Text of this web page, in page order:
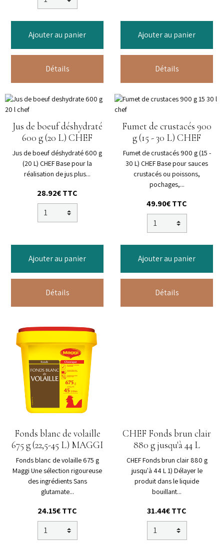
Ajouter au panier
Détails
Ajouter au panier
Détails
Jus de boeuf déshydraté
600 g (20 L) CHEF
Jus de boeuf déshydraté 600 g
(20 L) CHEF Base pour la
réalisation de jus plus...
28.92€ TTC
Ajouter au panier
Détails
Fumet de crustacés 900
g (15 - 30 L) CHEF
Fumet de crustacés 900 g (15 -
30 L) CHEF Base pour sauces
crustacés ou poissons,
pochages,...
49.90€ TTC
Ajouter au panier
Détails
Fonds blanc de volaille
675 g (22,5-45 L) MAGGI
Fonds blanc de volaille 675 g
Maggi Une sélection rigoureuse
des ingrédients Sans
glutamate...
24.15€ TTC
31.44€ TTC